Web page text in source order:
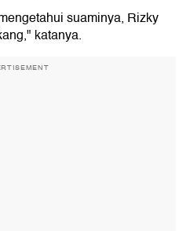
suaminya, Rizky
katanya.